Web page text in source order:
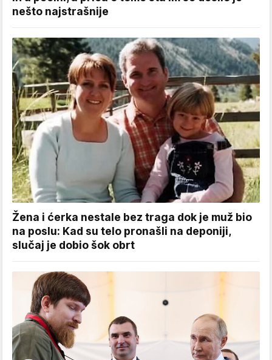
nešto najstrašnije
Žena i ćerka nestale bez traga dok je muž bio
na poslu: Kad su telo pronašli na deponiji,
slučaj je dobio šok obrt